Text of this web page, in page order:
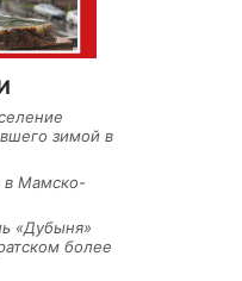
зимой в
в Мамско-
«Дубыня»
более